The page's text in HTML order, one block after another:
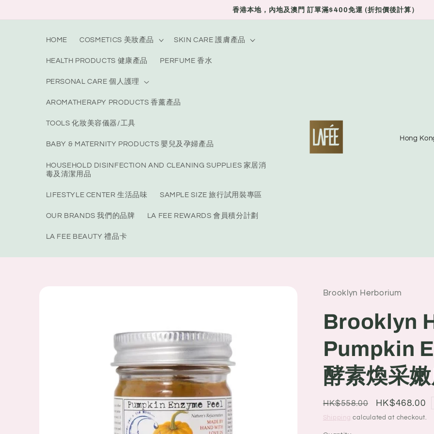
香港本地，內地及澳門 訂單滿$400免運 (折扣價後計算）
HOME COSMETICS 美妝產品 SKIN CARE 護膚產品
HEALTH PRODUCTS 健康產品 PERFUME 香水
PERSONAL CARE 個人護理
AROMATHERAPY PRODUCTS 香薰產品
TOOLS 化妝美容儀器/工具
BABY & MATERNITY PRODUCTS 嬰兒及孕婦產品
HOUSEHOLD DISINFECTION AND CLEANING SUPPLIES 家居消
毒及清潔用品
LIFESTYLE CENTER 生活品味 SAMPLE SIZE 旅行試用裝專區
OUR BRANDS 我們的品牌 LA FEE REWARDS 會員積分計劃
LA FEE BEAUTY 禮品卡
C
g
o
n
Brooklyn Herborium
Brooklyn
Pumpkin
酵素煥采
Regular
price
HK$558.00
Sale
price
HK$468.00
Shipping calculated at checkout.